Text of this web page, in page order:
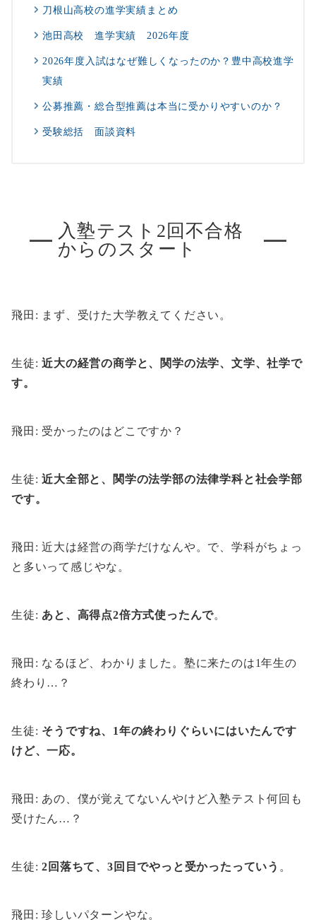
刀根山高校の進学実績まとめ
池田高校 進学実績 2026年度
2026年度入試はなぜ難しくなったのか？豊中高校進学
実績
公募推薦・総合型推薦は本当に受かりやすいのか？
受験総括 面談資料
入塾テスト2回不合格
からのスタート
飛田: まず、受けた大学教えてください。
生徒:近大の経営の商学と、関学の法学、文学、社学で
す。
飛田: 受かったのはどこですか？
生徒:近大全部と、関学の法学部の法律学科と社会学部
です。
飛田: 近大は経営の商学だけなんや。で、学科がちょっ
と多いって感じやな。
生徒: あと、高得点2倍方式使ったんで。
飛田: なるほど、わかりました。塾に来たのは1年生の
終わり…？
生徒: そうですね、1年の終わりぐらいにはいたんです
けど、一応。
飛田: あの、僕が覚えてないんやけど入塾テスト何回も
受けたん…？
生徒:2回落ちて、3回目でやっと受かったっていう 。
飛田: 珍しいパターンやな。